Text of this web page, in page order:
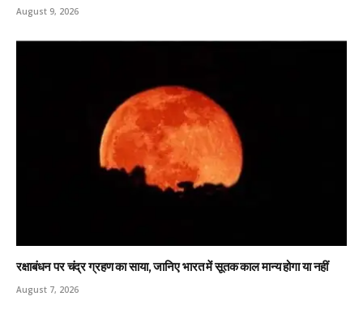
August 9, 2026
रक्षाबंधन पर चंद्र ग्रहण का साया, जानिए भारत में सूतक काल मान्य होगा या नहीं
August 7, 2026